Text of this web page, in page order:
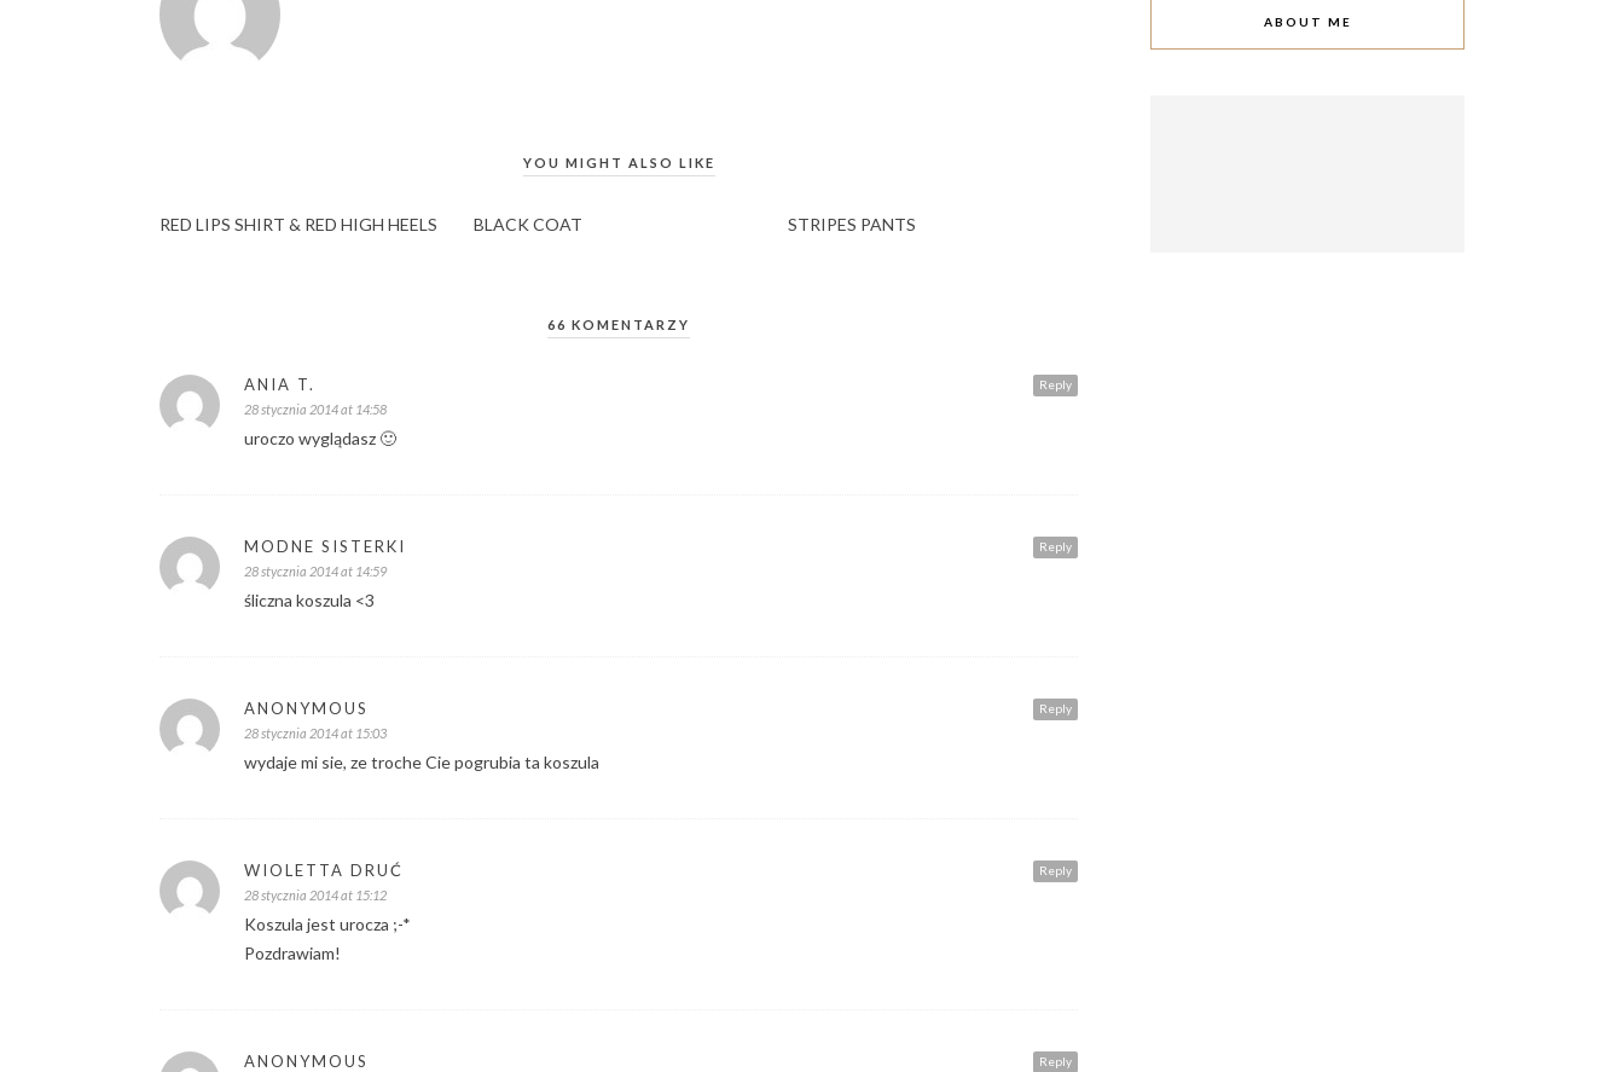
YOU MIGHT ALSO LIKE
RED LIPS SHIRT & RED HIGH HEELS BLACK COAT STRIPES PANTS
66 KOMENTARZY
Reply
ANIA T.
28 stycznia 2014 at 14:58
uroczo wyglądasz 🙂
Reply
MODNE SISTERKI
28 stycznia 2014 at 14:59
śliczna koszula <3
Reply
ANONYMOUS
28 stycznia 2014 at 15:03
wydaje mi sie, ze troche Cie pogrubia ta koszula
Reply
WIOLETTA DRUĆ
28 stycznia 2014 at 15:12
Koszula jest urocza ;-*
Pozdrawiam!
Reply
ANONYMOUS
ABOUT ME